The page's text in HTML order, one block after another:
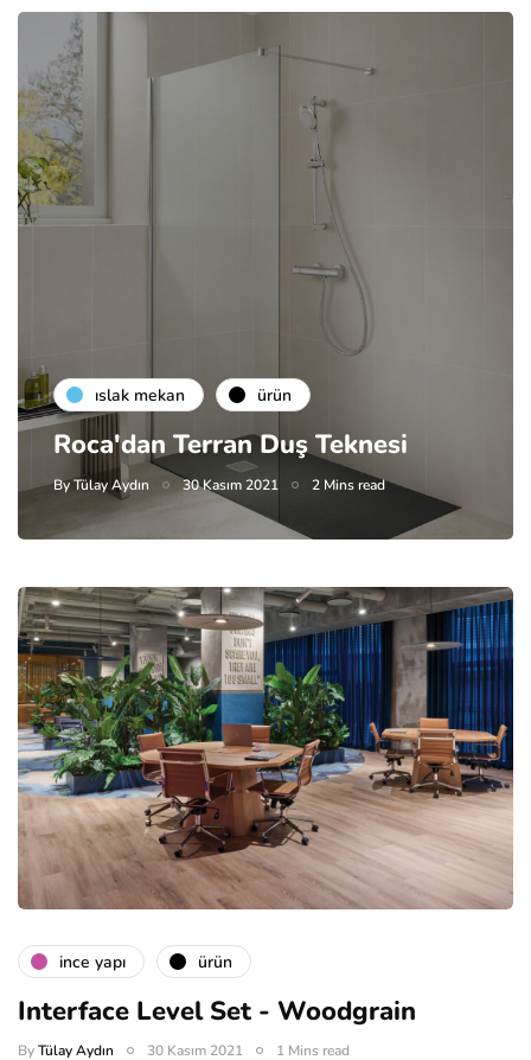
islak mekan ürün
Roca'dan Terran Duş Teknesi
ByTülay Aydın 30 Kasım 2021 2 Mins read
i̇nce yapı ürün
Interface Level Set - Woodgrain
ByTülay Aydın 30 Kasım 2021 1 Mins read